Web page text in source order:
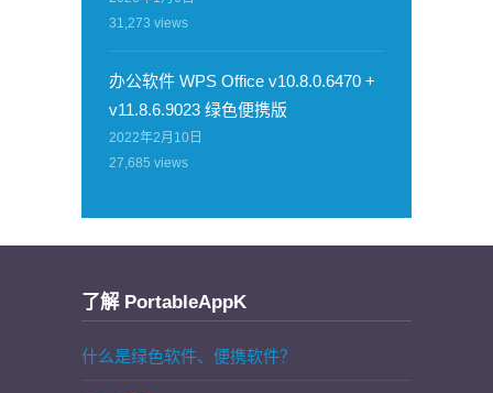
31,273 views
办公软件 WPS Office v10.8.0.6470 +
v11.8.6.9023 绿色便携版
2022年2月10日
27,685 views
了解 PortableAppK
什么是绿色软件、便携软件？